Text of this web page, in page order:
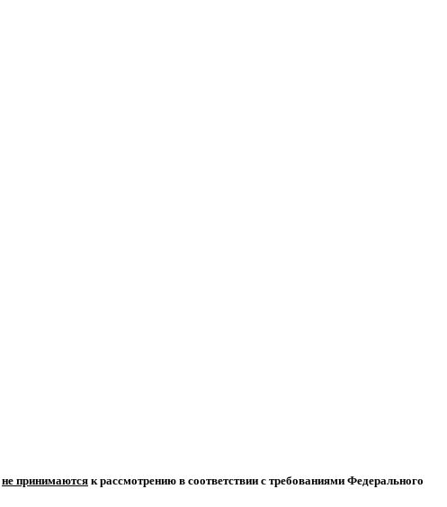
не принимаются к рассмотрению в соответствии с требованиями Федерального